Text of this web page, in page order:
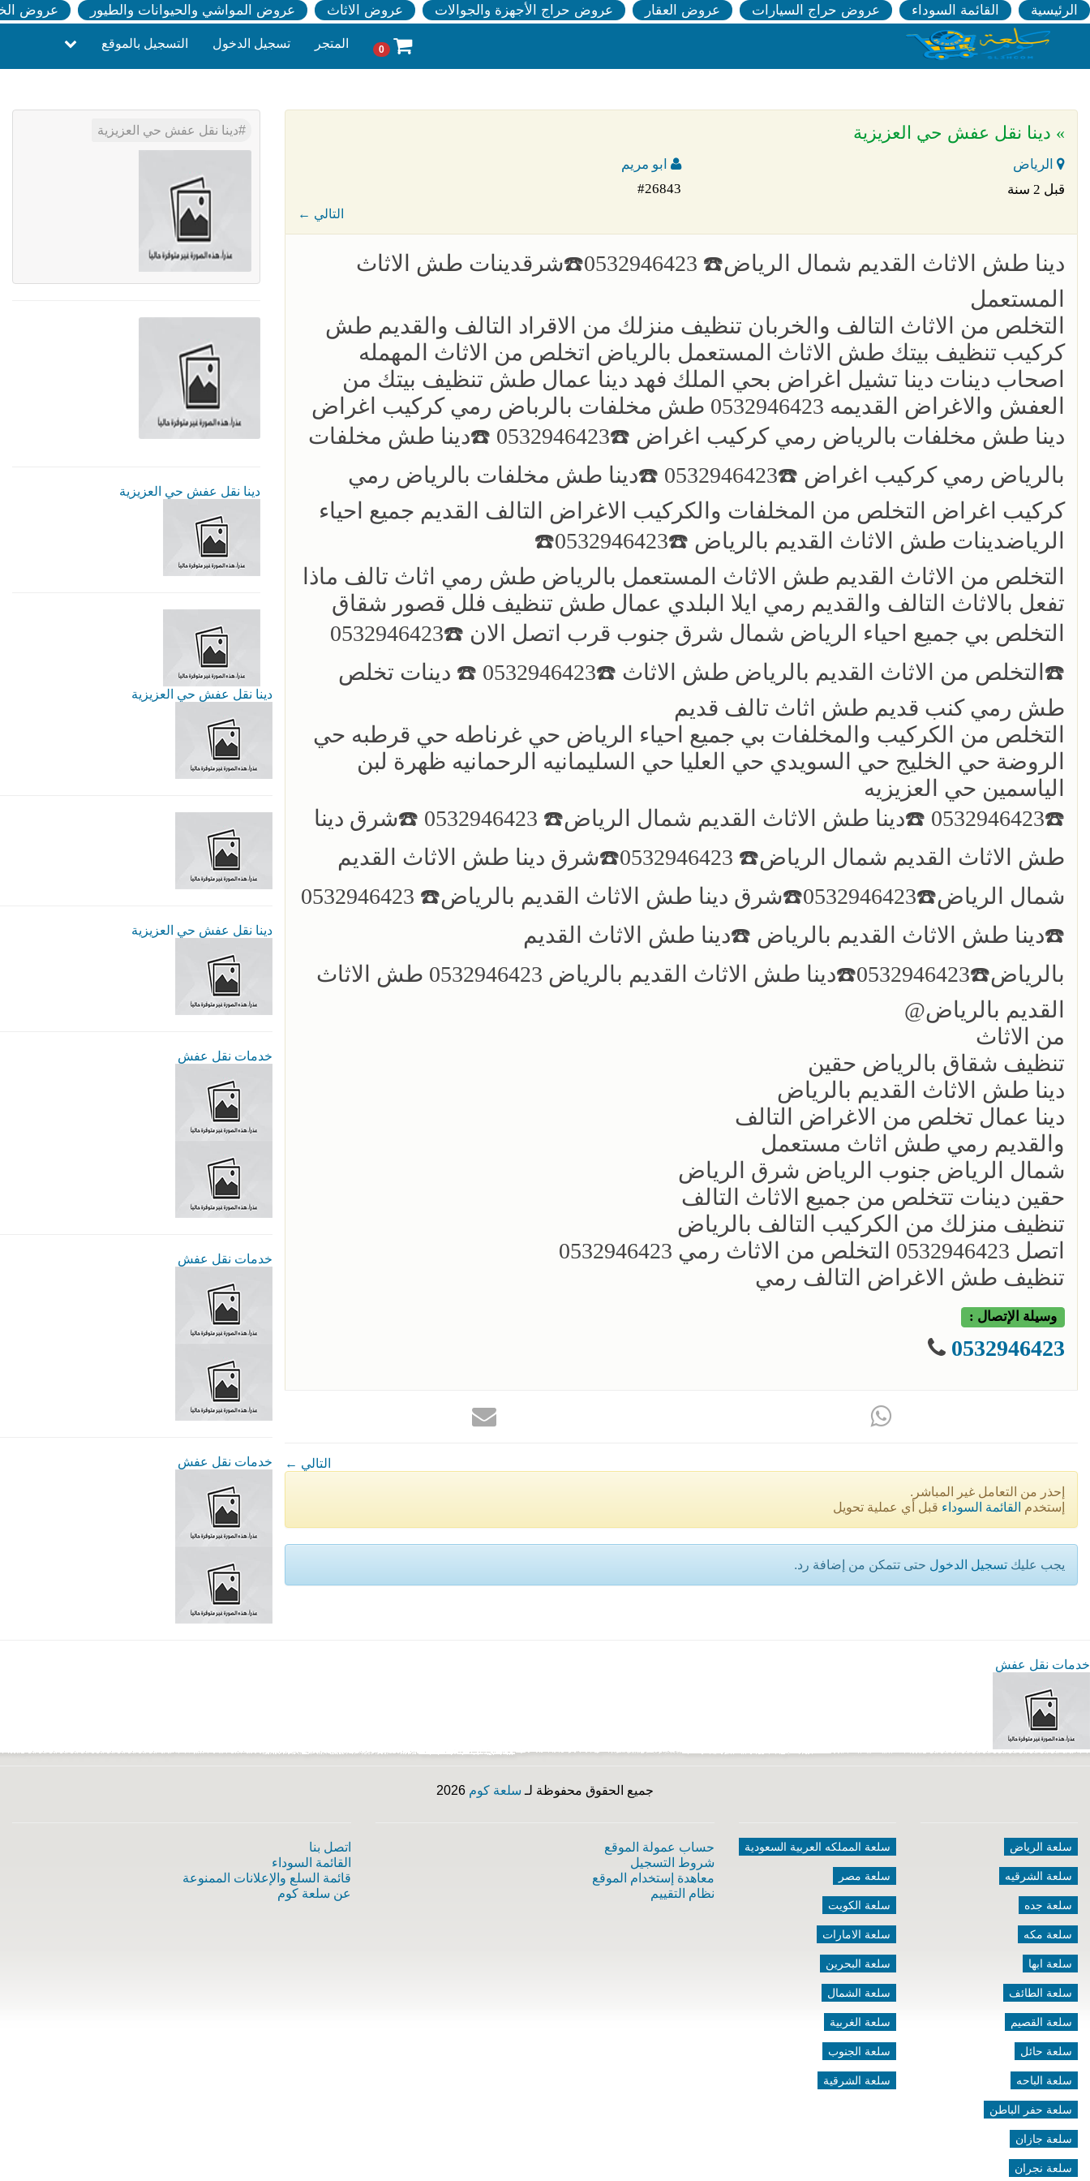
الرئيسية القائمة السوداء عروض حراج السيارات عروض العقار عروض حراج الأجهزة والجوالات عروض الاثاث عروض المواشي والحيوانات والطيور عروض
0 المتجر تسجيل الدخول التسجيل بالموقع
» دينا نقل عفش حي العزيزية
الرياض
ابو مريم
قبل 2 سنة
#26843
← التالي
دينا طش الاثاث القديم شمال الرياض☎️ 0532946423☎️شرق‏دينات طش الاثاث
المستعمل
التخلص من الاثاث التالف والخربان تنظيف منزلك من الاقراد التالف والقديم طش
كركيب تنظيف بيتك طش الاثاث المستعمل بالرياض اتخلص من الاثاث المهمله
اصحاب دينات دينا تشيل اغراض بحي الملك فهد دينا عمال طش تنظيف بيتك من
العفش والاغراض القديمه 0532946423 طش مخلفات بالرباض رمي كركيب اغراض
دينا طش مخلفات بالرياض رمي كركيب اغراض ☎️0532946423 ☎️دينا طش مخلفات
بالرياض رمي كركيب اغراض ☎️0532946423 ☎️دينا طش مخلفات بالرياض رمي
كركيب اغراض التخلص من المخلفات والكركيب الاغراض التالف القديم جميع احياء
الرياض‏دينات طش الاثاث القديم بالرياض ☎️0532946423☎️
التخلص من الاثاث القديم طش الاثاث المستعمل بالرياض طش رمي اثاث تالف ماذا
تفعل بالاثاث التالف والقديم رمي ايلا البلدي عمال طش تنظيف فلل قصور شقاق
التخلص بي جميع احياء الرياض شمال شرق جنوب قرب اتصل الان ☎️0532946423
☎️‏التخلص من الاثاث القديم بالرياض طش الاثاث ☎️0532946423 ☎️ دينات تخلص
طش رمي كنب قديم طش اثاث تالف قديم
التخلص من الكركيب والمخلفات بي جميع احياء الرياض حي غرناطه حي قرطبه حي
الروضة حي الخليج حي السويدي حي العليا حي السليمانيه الرحمانيه ظهرة لبن
الياسمين حي العزيزيه
☎️0532946423 ☎️دينا طش الاثاث القديم شمال الرياض☎️ 0532946423 ☎️شرق دينا
طش الاثاث القديم شمال الرياض☎️ 0532946423☎️شرق دينا طش الاثاث القديم
شمال الرياض☎️0532946423☎️شرق دينا طش الاثاث القديم بالرياض☎️ 0532946423
☎️دينا طش الاثاث القديم بالرياض ☎️دينا طش الاثاث القديم
بالرياض☎️0532946423☎️دينا طش الاثاث القديم بالرياض 0532946423 طش الاثاث
القديم بالرياض@
من الاثاث
تنظيف شقاق بالرياض حقين
دينا طش الاثاث القديم بالرياض
دينا عمال تخلص من الاغراض التالف
والقديم رمي طش اثاث مستعمل
شمال الرياض جنوب الرياض شرق الرياض
حقين دينات تتخلص من جميع الاثاث التالف
تنظيف منزلك من الكركيب التالف بالرياض
اتصل 0532946423 التخلص من الاثاث رمي 0532946423
تنظيف طش الاغراض التالف رمي
وسيلة الإتصال :
0532946423
← التالي
إحذر من التعامل غير المباشر.
إستخدم القائمة السوداء قبل أي عملية تحويل
يجب عليك تسجيل الدخول حتى تتمكن من إضافة رد.
دينا نقل عفش حي العزيزية
دينا نقل عفش حي العزيزية
دينا نقل عفش حي العزيزية
دينا نقل عفش حي العزيزية
خدمات نقل عفش
خدمات نقل عفش
خدمات نقل عفش
خدمات نقل عفش
جميع الحقوق محفوظة لـ سلعة كوم
سلعة الرياض
سلعة الشرقيه
سلعة جده
سلعة مكه
سلعة ابها
سلعة الطائف
سلعة القصيم
سلعة حائل
سلعة الباحه
سلعة حفر الباطن
سلعة جازان
سلعة نجران
سلعة المملكه العربية السعودية
سلعة مصر
سلعة الكويت
سلعة الامارات
سلعة البحرين
سلعة الشمال
سلعة الغربية
سلعة الجنوب
سلعة الشرقية
حساب عمولة الموقع
شروط التسجيل
معاهدة إستخدام الموقع
نظام التقييم
اتصل بنا
القائمة السوداء
قائمة السلع والإعلانات الممنوعة
عن سلعة كوم